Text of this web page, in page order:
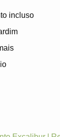
incluso